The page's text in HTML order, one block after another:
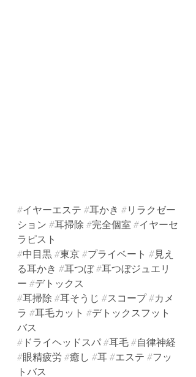
#イヤーエステ #耳かき #リラクゼー
ション #耳掃除 #完全個室 #イヤーセ
ラピスト
#中目黒 #東京 #プライベート #見え
る耳かき #耳つぼ #耳つぼジュエリ
ー #デトックス
#耳掃除 #耳そうじ #スコープ #カメ
ラ #耳毛カット #デトックスフット
バス
#ドライヘッドスパ #耳毛 #自律神経
#眼精疲労 #癒し #耳 #エステ #フッ
トバス